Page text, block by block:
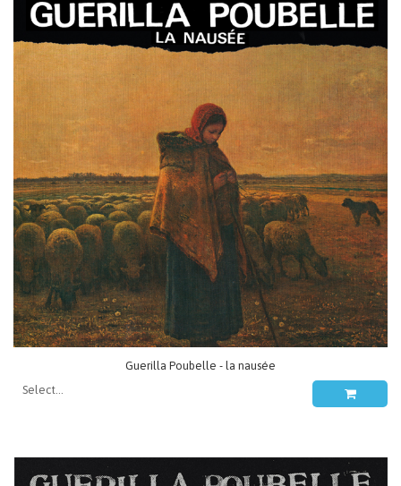
Guerilla Poubelle - la nausée